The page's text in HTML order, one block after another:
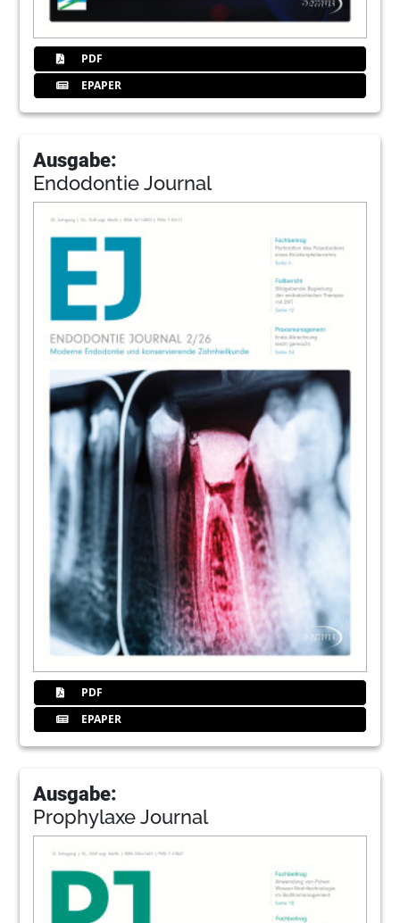
PDF
EPAPER
Ausgabe:
Endodontie Journal
PDF
EPAPER
Ausgabe:
Prophylaxe Journal